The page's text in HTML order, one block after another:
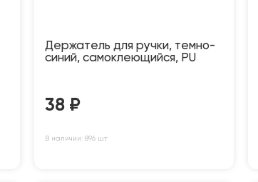
Держатель для ручки, темно-
синий, самоклеющийся, PU
38 ₽
В наличии: 896 шт